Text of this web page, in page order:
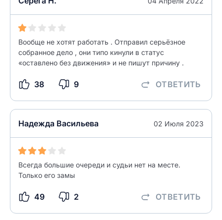
Вообще не хотят работать . Отправил серьёзное
собранное дело , они типо кинули в статус
«оставлено без движения» и не пишут причину .
38 9 ОТВЕТИТЬ
Надежда Васильева 02 Июля 2023
Всегда большие очереди и судьи нет на месте.
Только его замы
49 2 ОТВЕТИТЬ
0/500
Как вы оцените судебный участок?
разрешить публикацию отзыва
Название населенного пункта
ЗАКРЫТЬ СОХРАНИТЬ